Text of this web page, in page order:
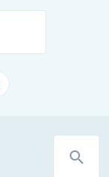
search